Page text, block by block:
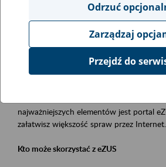
obsługa klientów
Event description
Platforma Usług Elektronicznych ZUS
najważniejszych elementów jest portal
załatwisz większość spraw przez Internet.
Kto może skorzystać z eZUS
Odrzuć
Zarządzaj
Przejdź do